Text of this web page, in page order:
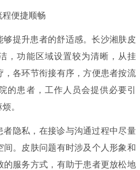
便捷顺畅
够提升患者的舒适感。长沙湘肤皮
，功能区域设置较为清晰，从挂
，各环节衔接有序，方便患者按流
的患者，工作人员会提供必要引
。
者隐私，在接诊与沟通过程中尽量
间。皮肤问题有时涉及个人形象和
的服务方式，有助于患者更放松地